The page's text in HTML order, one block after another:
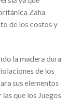
Zaha
de los costos y
la madera dura
de los
sus elementos
que los Juegos